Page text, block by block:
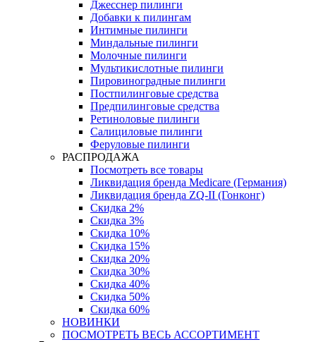
Джесснер пилинги
Добавки к пилингам
Интимные пилинги
Миндальные пилинги
Молочные пилинги
Мультикислотные пилинги
Пировиноградные пилинги
Постпилинговые средства
Предпилинговые средства
Ретиноловые пилинги
Салициловые пилинги
Феруловые пилинги
РАСПРОДАЖА
Посмотреть все товары
Ликвидация бренда Medicare (Германия)
Ликвидация бренда ZQ-II (Гонконг)
Скидка 2%
Скидка 3%
Скидка 10%
Скидка 15%
Скидка 20%
Скидка 30%
Скидка 40%
Скидка 50%
Скидка 60%
НОВИНКИ
ПОСМОТРЕТЬ ВЕСЬ АССОРТИМЕНТ